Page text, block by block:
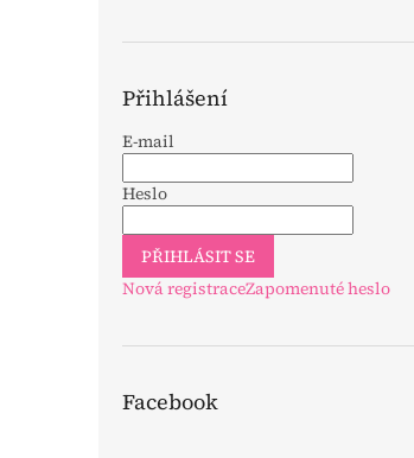
Přihlášení
E-mail
Heslo
PŘIHLÁSIT SE
Nová registraceZapomenuté heslo
Facebook